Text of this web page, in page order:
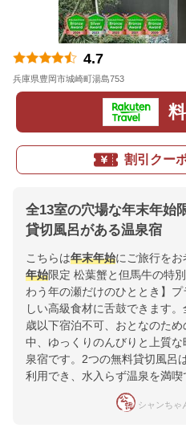
4.7
兵庫県豊岡市城崎町湯島753
割引クー
全13室の穴場な年末年始
貸切風呂がある温泉宿
こちらは年末年始にご旅行を
年始限定 松葉蟹と但馬牛の特
わう年の瀬だけのひととき】プ
しい高級食材に舌鼓できます
歳以下宿泊不可、おとなのた
中、ゆっくりのんびりと上質
泉宿です。2つの無料貸切風呂
利用でき、水入らず温泉を満喫
シャンちゃ